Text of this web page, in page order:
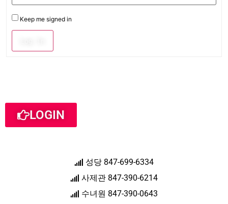
Keep me signed in
LOGIN
성당 847-699-6334
사제관 847-390-6214
수녀원 847-390-0643